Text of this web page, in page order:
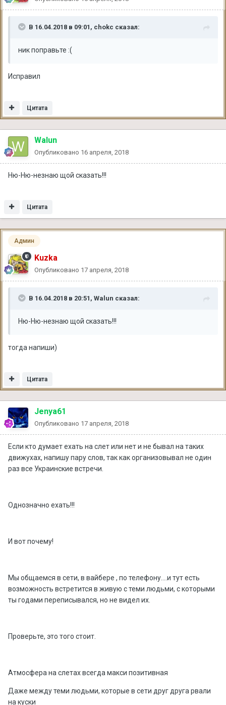
В 16.04.2018 в 09:01, chokc сказал:
ник поправьте :(
Исправил
Цитата
Walun
Опубликовано 16 апреля, 2018
Ню-Ню-незнаю щой сказать!!!
Цитата
Админ
Kuzka
Опубликовано 17 апреля, 2018
В 16.04.2018 в 20:51, Walun сказал:
Ню-Ню-незнаю щой сказать!!!
тогда напиши)
Цитата
Jenya61
Опубликовано 17 апреля, 2018
Если кто думает ехать на слет или нет и не бывал на таких
движухах, напишу пару слов, так как организовывал не один
раз все Украинские встречи.
Однозначно ехать!!!
И вот почему!
Мы общаемся в сети, в вайбере , по телефону....и тут есть
возможность встретится в живую с теми людьми, с которыми
ты годами переписывался, но не видел их.
Проверьте, это того стоит.
Атмосфера на слетах всегда макси позитивная
Даже между теми людьми, которые в сети друг друга рвали
на куски